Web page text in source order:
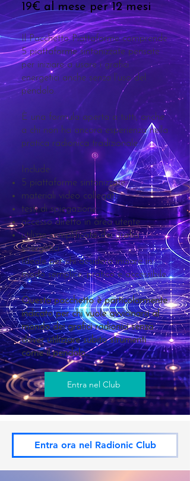
19€ al mese per 12 mesi
Il Pacchetto Piattaforme comprende
5 piattaforme sintonizzate pensate
per iniziare a usare i grafici
energetici anche senza l’uso del
pendolo.
È una formula aperta a tutti, anche
a chi non ha ancora esperienza nella
pratica radionica tradizionale.
Include:
5 piattaforme sintonizzate
materiali video collegati
testi di spiegazione
accesso diretto in area utente
utilizzo semplificato dei grafici
energetici
Ideale per chi desidera iniziare in
modo semplice, pratico e accessibile.
Questo pacchetto è particolarmente
indicato per chi vuole avvicinarsi al
mondo dei grafici radionici senza
dover utilizzare subito strumenti
come il pendolo.
Entra nel Club
Entra ora nel Radionic Club